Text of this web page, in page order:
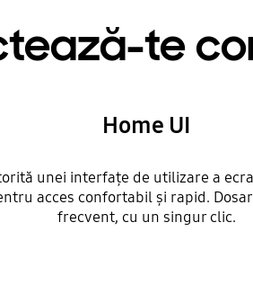
te
Home UI
unei interfațe de utilizare a
acces confortabil și rapid.
frecvent, cu un singur clic.